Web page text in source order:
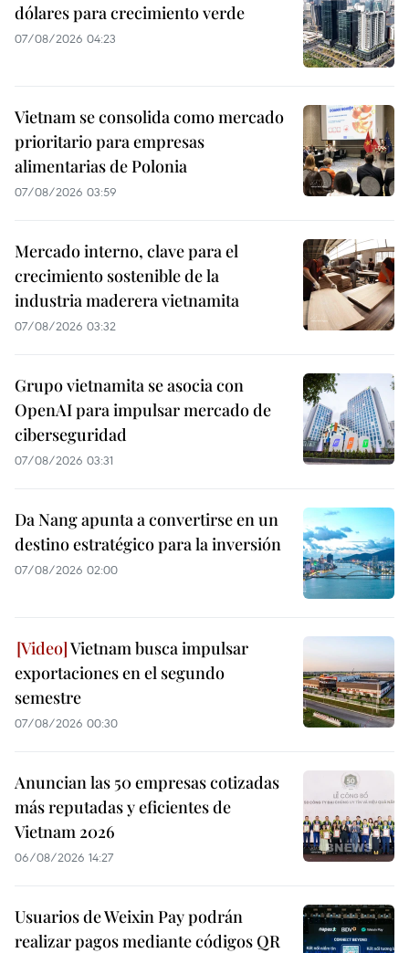
dólares para crecimiento verde
07/08/2026 04:23
Vietnam se consolida como mercado
prioritario para empresas
alimentarias de Polonia
07/08/2026 03:59
Mercado interno, clave para el
crecimiento sostenible de la
industria maderera vietnamita
07/08/2026 03:32
Grupo vietnamita se asocia con
OpenAI para impulsar mercado de
ciberseguridad
07/08/2026 03:31
Da Nang apunta a convertirse en un
destino estratégico para la inversión
07/08/2026 02:00
Vietnam busca impulsar
exportaciones en el segundo
semestre
07/08/2026 00:30
Anuncian las 50 empresas cotizadas
más reputadas y eficientes de
Vietnam 2026
06/08/2026 14:27
Usuarios de Weixin Pay podrán
realizar pagos mediante códigos QR